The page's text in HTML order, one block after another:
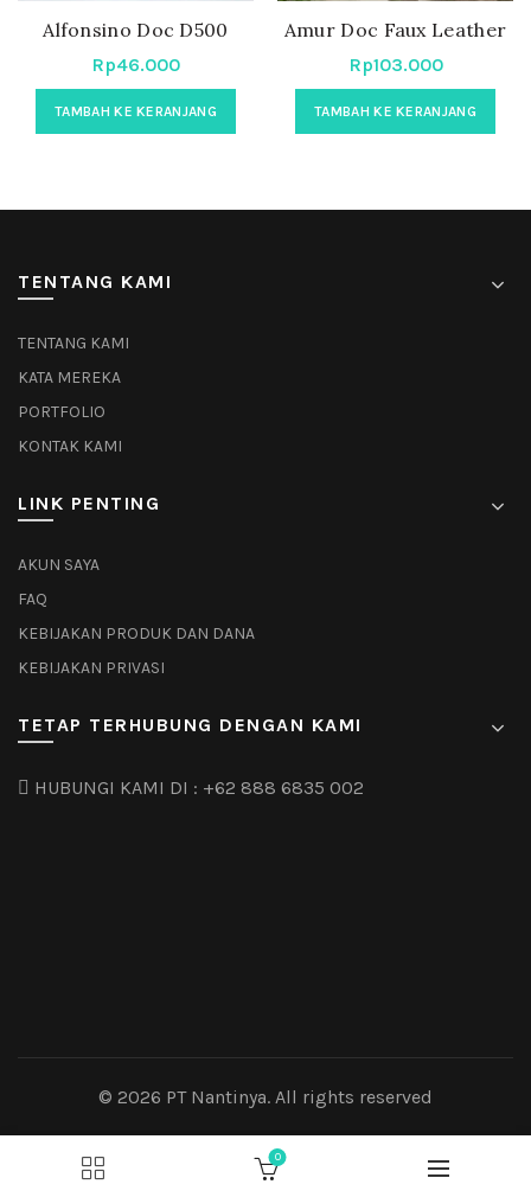
Alfonsino Doc D500
Rp46.000
TAMBAH KE KERANJANG
Amur Doc Faux Leather
Rp103.000
TAMBAH KE KERANJANG
TENTANG KAMI
TENTANG KAMI
KATA MEREKA
PORTFOLIO
KONTAK KAMI
LINK PENTING
AKUN SAYA
FAQ
KEBIJAKAN PRODUK DAN DANA
KEBIJAKAN PRIVASI
TETAP TERHUBUNG DENGAN KAMI
HUBUNGI KAMI DI : +62 888 6835 002
© 2026 PT Nantinya. All rights reserved
0